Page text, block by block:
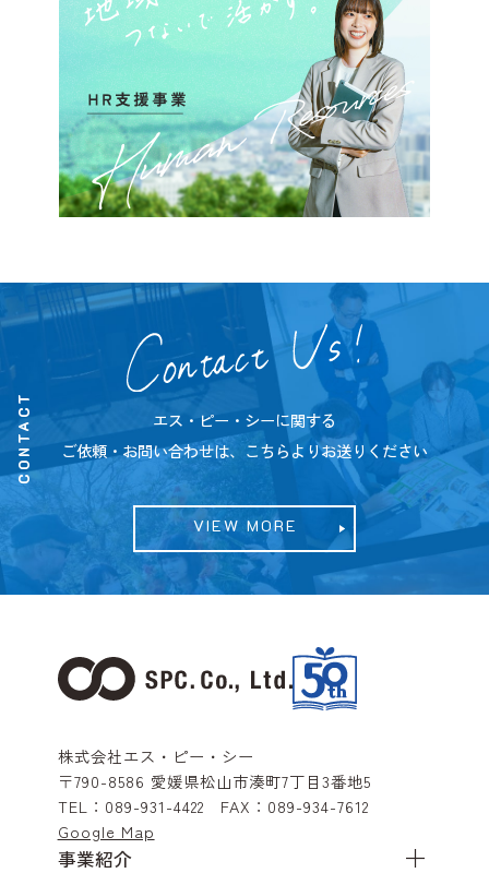
CONTACT
エス・ピー・シーに関する
ご依頼・お問い合わせは、こちらよりお送りください
VIEW MORE
株式会社エス・ピー・シー
〒790-8586 愛媛県松山市湊町7丁目3番地5
TEL： 089-931-4422 FAX： 089-934-7612
Google Map
事業紹介